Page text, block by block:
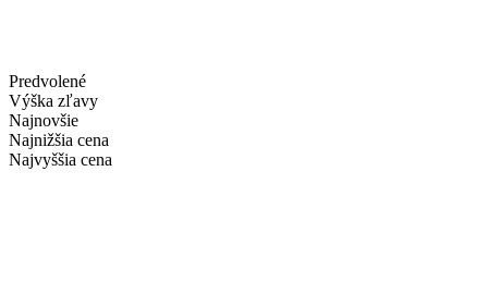
Predvolené
Výška zľavy
Najnovšie
Najnižšia cena
Najvyššia cena